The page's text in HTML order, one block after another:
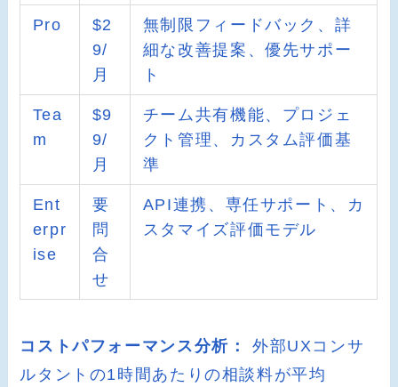
Pro
$2
9/
月
無制限フィードバック、詳
細な改善提案、優先サポー
ト
Tea
m
$9
9/
月
チーム共有機能、プロジェ
クト管理、カスタム評価基
準
Ent
erpr
ise
要
問
合
せ
API連携、専任サポート、カ
スタマイズ評価モデル
コストパフォーマンス分析：
外部UXコンサ
ルタントの1時間あたりの相談料が平均